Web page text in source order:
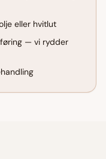
eller hvitlut
— vi rydder